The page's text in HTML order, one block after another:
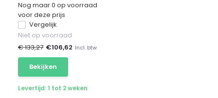
Nog maar 0 op voorraad
voor deze prijs
Vergelijk
Niet op voorraad
€ 133,27 €106,62 Incl. btw
Bekijken
Levertijd: 1 tot 2 weken